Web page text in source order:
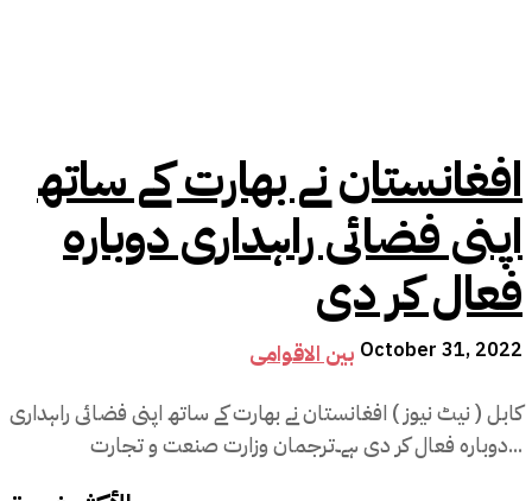
افغانستان نے بھارت کے ساتھ
اپنی فضائی راہداری دوبارہ
فعال کر دی
بین الاقوامی October 31, 2022
کابل ( نیٹ نیوز ) افغانستان نے بھارت کے ساتھ اپنی فضائی راہداری
دوبارہ فعال کر دی ہے۔ترجمان وزارت صنعت و تجارت...